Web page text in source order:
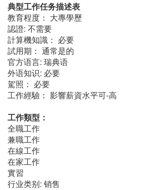
典型工作任务描述表
教育程度： 大專學歷
認證: 不需要
計算機知識： 必要
試用期： 通常是的
官方语言: 瑞典语
外语知识: 必要
駕照： 必要
工作經驗： 影響薪資水平可-高
工作類型：
全職工作
兼職工作
在線工作
在家工作
實習
行业类别: 销售